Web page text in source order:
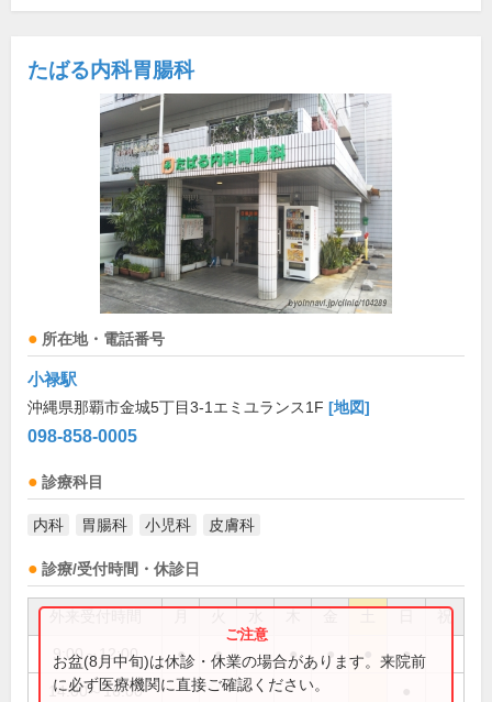
たばる内科胃腸科
所在地・電話番号
小禄駅
沖縄県那覇市金城5丁目3-1エミユランス1F [地図]
098-858-0005
診療科目
内科 胃腸科 小児科 皮膚科
診療/受付時間・休診日
祝
9:00～12:00 ● ● ● ● ●
14:00～16:00
お盆(8月中旬)は休診・休業の場合があります。来院前
に必ず医療機関に直接ご確認ください。